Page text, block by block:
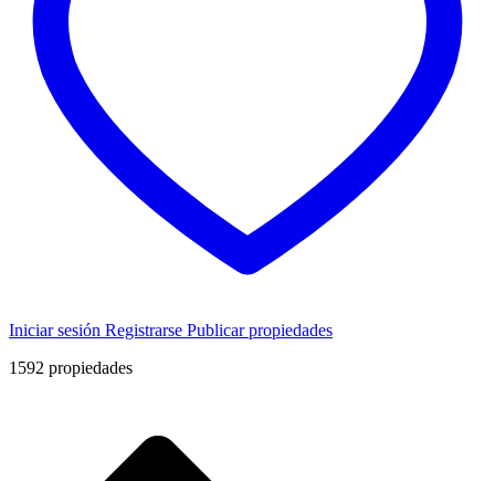
Iniciar sesión Registrarse Publicar propiedades
1592 propiedades